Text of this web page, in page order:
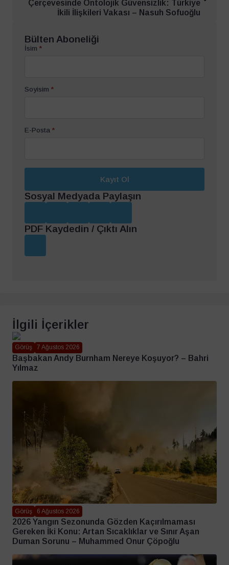
Çerçevesinde Ontolojik Güvensizlik: Türkiye
İkili İlişkileri Vakası – Nasuh Sofuoğlu
Bülten Aboneliği
İsim *
Soyisim *
E-Posta *
Kayıt Ol
Sosyal Medyada Paylaşın
PDF Kaydedin / Çıktı Alın
İlgili İçerikler
Görüş 7 Ağustos 2026
Başbakan Andy Burnham Nereye Koşuyor? – Bahri
Yılmaz
Görüş 6 Ağustos 2026
2026 Yangın Sezonunda Gözden Kaçırılmaması
Gereken İki Konu: Artan Sıcaklıklar ve Sınır Aşan
Duman Sorunu – Muhammed Onur Çöpoğlu